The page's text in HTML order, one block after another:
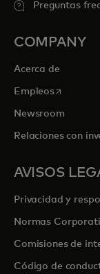
Preguntas
COMPANY
Acerca de
Empleosse abre
Newsroom
Relaciones con
AVISOS
Privacidad y
Normas
Comisiones de
Código de